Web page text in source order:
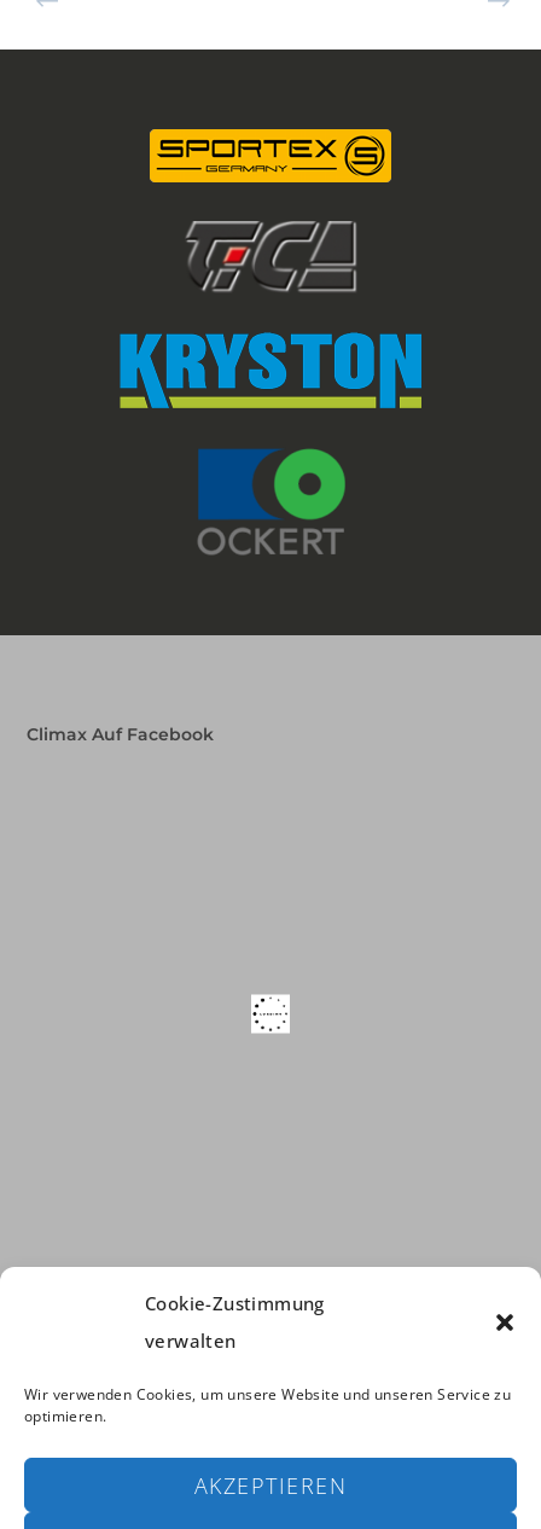
Cookie-Zustimmung
verwalten
Wir verwenden Cookies, um unsere Website und unseren Service zu
optimieren.
AKZEPTIEREN
Climax Auf Facebook